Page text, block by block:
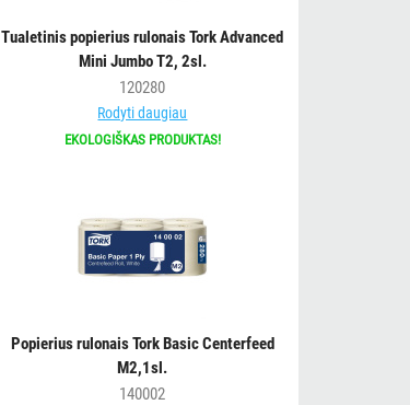
Tualetinis popierius rulonais Tork Advanced
Mini Jumbo T2, 2sl.
120280
Rodyti daugiau
EKOLOGIŠKAS PRODUKTAS!
Popierius rulonais Tork Basic Centerfeed
M2,1sl.
140002